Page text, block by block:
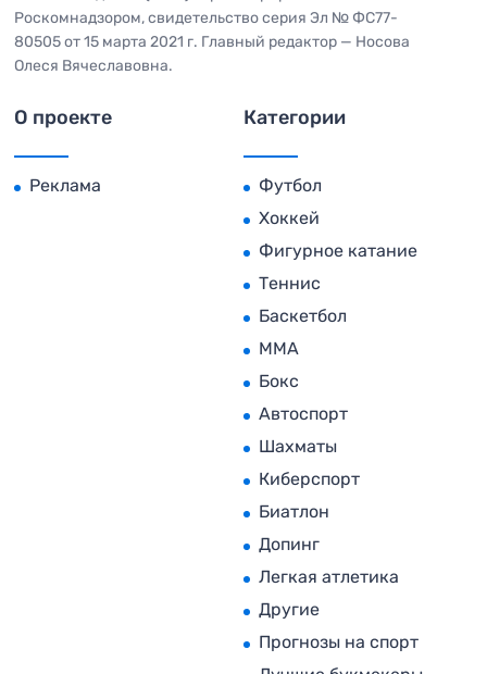
Роскомнадзором, свидетельство серия Эл № ФС77-
80505 от 15 марта 2021 г. Главный редактор — Носова
Олеся Вячеславовна.
О проекте
Реклама
Категории
Футбол
Хоккей
Фигурное катание
Теннис
Баскетбол
MMA
Бокс
Автоспорт
Шахматы
Киберспорт
Биатлон
Допинг
Легкая атлетика
Другие
Прогнозы на спорт